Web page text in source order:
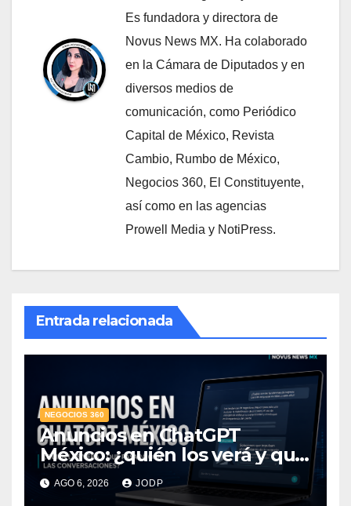
Es fundadora y directora de
Novus News MX. Ha colaborado
en la Cámara de Diputados y en
diversos medios de
comunicación, como Periódico
Capital de México, Revista
Cambio, Rumbo de México,
Negocios 360, El Constituyente,
así como en las agencias
Prowell Media y NotiPress.
Entrada relacionada
NEGOCIOS 360
Anuncios en ChatGPT
México: ¿quién los verá y qué
pasará con las
conversaciones?
AGO 6, 2026 JODP